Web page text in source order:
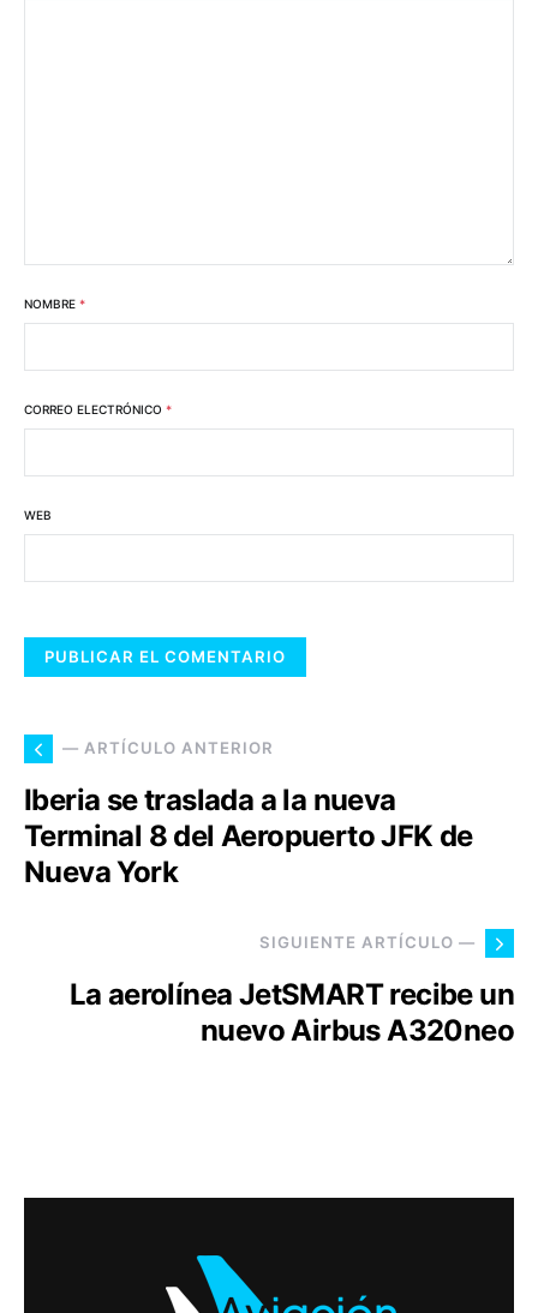
NOMBRE *
CORREO ELECTRÓNICO *
WEB
— ARTÍCULO ANTERIOR
Iberia se traslada a la nueva
Terminal 8 del Aeropuerto JFK de
Nueva York
SIGUIENTE ARTÍCULO —
La aerolínea JetSMART recibe un
nuevo Airbus A320neo